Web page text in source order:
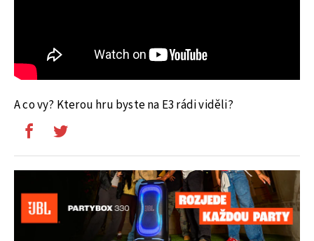
A co vy? Kterou hru byste na E3 rádi viděli?